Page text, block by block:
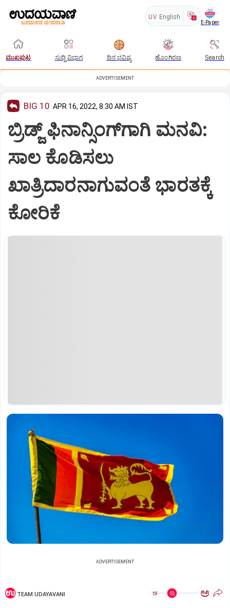
UV English
E-Paper
ಮುಖಪುಟ ಸುದ್ದಿ ವಿಭಾಗ ದಿನ ಭವಿಷ್ಯ ಹೊಂಗಿರಣ Search
ADVERTISEMENT
BIG 10 APR 16, 2022, 8:30 AM IST
ಬ್ರಿಡ್ಜ್ ಫಿನಾನ್ಸಿಂಗ್‌ಗಾಗಿ ಮನವಿ:
ಸಾಲ ಕೊಡಿಸಲು
ಖಾತ್ರಿದಾರನಾಗುವಂತೆ ಭಾರತಕ್ಕೆ
ಕೋರಿಕೆ
ADVERTISEMENT
TEAM UDAYAVANI ಅ ಅ